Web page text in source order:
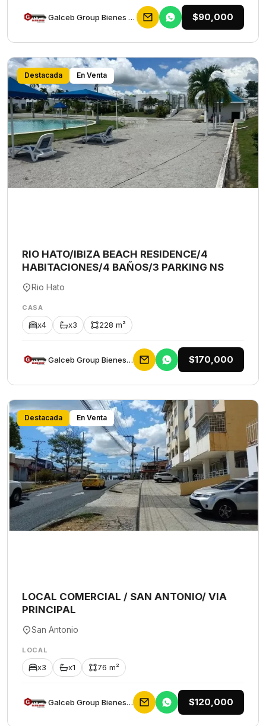
Galceb Group Bienes Raices $90,000
Destacada En Venta
RIO HATO/IBIZA BEACH RESIDENCE/4
HABITACIONES/4 BAÑOS/3 PARKING NS
Rio Hato
CASA
x4 x3 228 m²
Galceb Group Bienes Raices $170,000
Destacada En Venta
LOCAL COMERCIAL / SAN ANTONIO/ VIA
PRINCIPAL
San Antonio
LOCAL
x3 x1 76 m²
Galceb Group Bienes Raices $120,000